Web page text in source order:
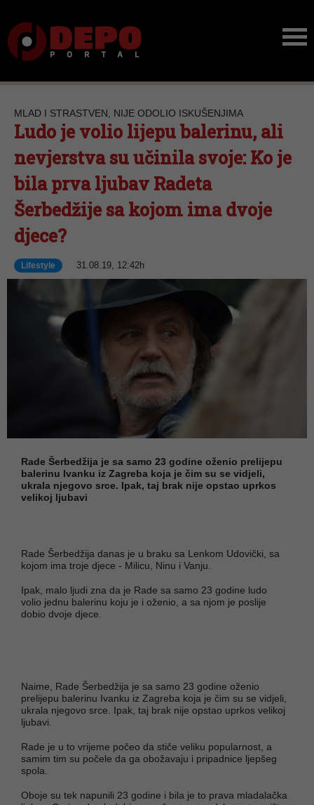
MLAD I STRASTVEN, NIJE ODOLIO ISKUŠENJIMA
Ludo je volio lijepu balerinu, ali
nevjerstva su učinila svoje: Ko je
bila prva ljubav Radeta
Šerbedžije sa kojom ima dvoje
djece?
Lifestyle 31.08.19, 12:42h
Rade Šerbedžija je sa samo 23 godine oženio prelijepu
balerinu Ivanku iz Zagreba koja je čim su se vidjeli,
ukrala njegovo srce. Ipak, taj brak nije opstao uprkos
velikoj ljubavi
Rade Šerbedžija danas je u braku sa Lenkom Udovički, sa
kojom ima troje djece - Milicu, Ninu i Vanju.
Ipak, malo ljudi zna da je Rade sa samo 23 godine ludo
volio jednu balerinu koju je i oženio, a sa njom je poslije
dobio dvoje djece.
Naime, Rade Šerbedžija je sa samo 23 godine oženio
prelijepu balerinu Ivanku iz Zagreba koja je čim su se vidjeli,
ukrala njegovo srce. Ipak, taj brak nije opstao uprkos velikoj
ljubavi.
Rade je u to vrijeme počeo da stiče veliku popularnost, a
samim tim su počele da ga obožavaju i pripadnice ljepšeg
spola.
Oboje su tek napunili 23 godine i bila je to prava mladalačka